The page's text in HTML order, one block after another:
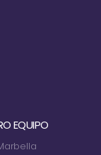
EQUIPO